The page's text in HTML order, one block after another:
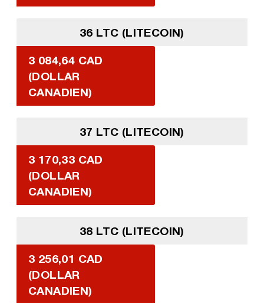
36 LTC (LITECOIN)
3 084,64 CAD
(DOLLAR
CANADIEN)
37 LTC (LITECOIN)
3 170,33 CAD
(DOLLAR
CANADIEN)
38 LTC (LITECOIN)
3 256,01 CAD
(DOLLAR
CANADIEN)